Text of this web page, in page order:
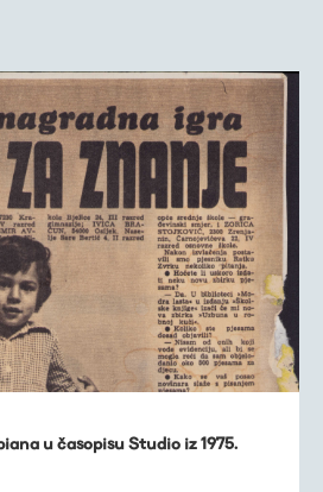
u časopisu Studio iz 1975.